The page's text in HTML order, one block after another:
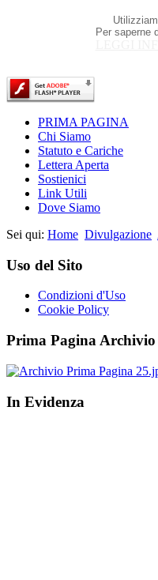
Per saperne
PRIMA PAGINA
Chi Siamo
Statuto e Cariche
Lettera Aperta
Sostienici
Link Utili
Dove Siamo
Sei qui: Home Divulgazione
Uso del Sito
Condizioni d'Uso
Cookie Policy
Prima Pagina Archivio
In Evidenza